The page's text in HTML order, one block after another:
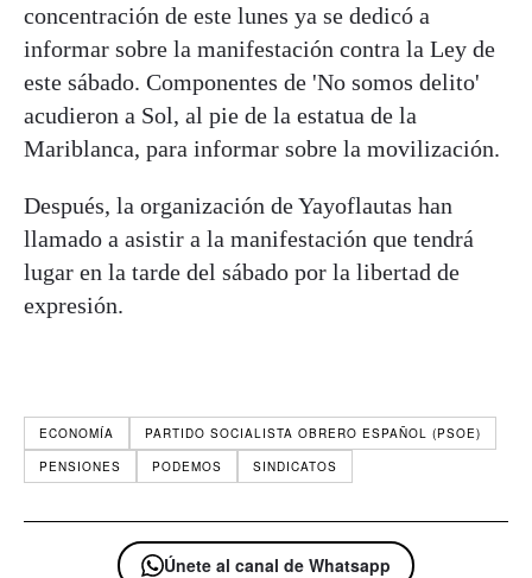
concentración de este lunes ya se dedicó a
informar sobre la manifestación contra la Ley de
este sábado. Componentes de 'No somos delito'
acudieron a Sol, al pie de la estatua de la
Mariblanca, para informar sobre la movilización.
Después, la organización de Yayoflautas han
llamado a asistir a la manifestación que tendrá
lugar en la tarde del sábado por la libertad de
expresión.
ECONOMÍA
PARTIDO SOCIALISTA OBRERO ESPAÑOL (PSOE)
PENSIONES
PODEMOS SINDICATOS
Únete al canal de Whatsapp